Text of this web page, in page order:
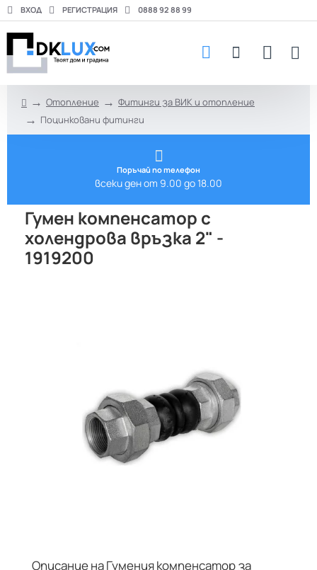
ВХОД РЕГИСТРАЦИЯ 0888 92 88 99
Отопление
Фитинги за ВИК и отопление
Поцинковани фитинги
Поръчай по телефон
всеки ден от 9.00 до 18.00
Гумен компенсатор с
холендрова връзка 2" -
1919200
Описание на Гумения компенсатор за